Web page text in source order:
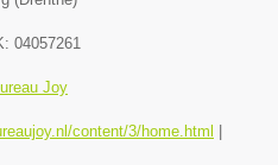
04057261
Joy
content/3/home.html